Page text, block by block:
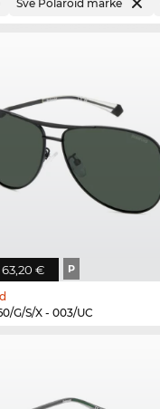
Sve Polaroid marke
63,20 € P
G/S/X - 003/UC